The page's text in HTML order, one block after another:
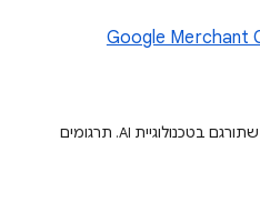
יכול להיות שהדף הזה מכיל תוכן שתורגם בטכנולוגיית AI. תרגומים